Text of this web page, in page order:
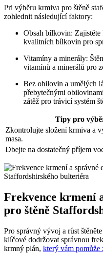
Pri výběru krmiva pro štěně
zohlednit následující faktory:
Obsah bílkovin:
kvalitních bílkovin pro
Vitamíny a minerály:
vitamínů a minerálů pro
Bez obilovin a umělých
přebytečnými
zátěž pro trávicí systém
Tipy pro
Zkontrolujte složení krmiva a
masa.
Dbejte na dostatečný příjem
Frekvence krmení
pro štěně
Pro správný vývoj a růst
klíčové dodržovat správnou
krmný plán, který vám pomůže